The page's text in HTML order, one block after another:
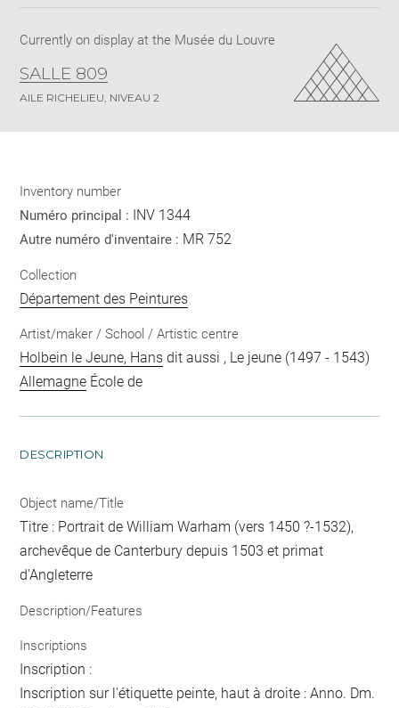
Currently on display at the Musée du Louvre
SALLE 809
AILE RICHELIEU, NIVEAU 2
Inventory number
Numéro principal : INV 1344
Autre numéro d'inventaire : MR 752
Collection
Département des Peintures
Artist/maker / School / Artistic centre
Holbein le Jeune, Hans dit aussi , Le jeune (1497 - 1543)
Allemagne École de
DESCRIPTION
Object name/Title
Titre : Portrait de William Warham (vers 1450 ?-1532),
archevêque de Canterbury depuis 1503 et primat
d'Angleterre
Description/Features
Inscriptions
Inscription :
Inscription sur l'étiquette peinte, haut à droite : Anno. Dm.